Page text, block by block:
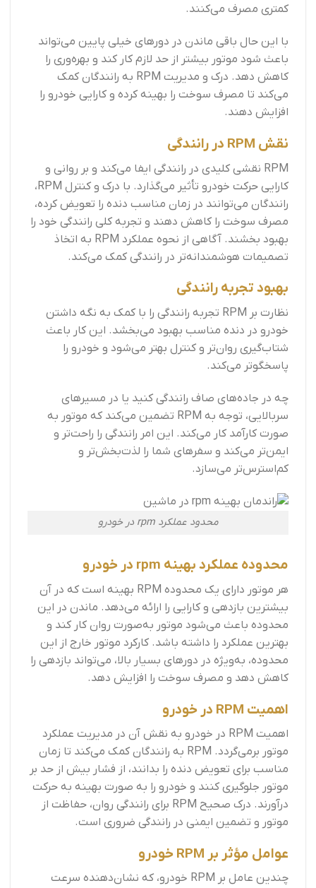
کمتری مصرف می‌کنند.
با این حال باقی ماندن در دورهای خیلی پایین می‌تواند
باعث شود موتور بیشتر از حد لازم کار کند و بهره‌وری را
کاهش دهد. درک و مدیریت RPM به رانندگان کمک
می‌کند تا مصرف سوخت را بهینه کرده و کارایی خودرو را
افزایش دهند.
نقش RPM در رانندگی
RPM نقشی کلیدی در رانندگی ایفا می‌کند و بر روانی و
کارایی حرکت خودرو تأثیر می‌گذارد. با درک و کنترل RPM،
رانندگان می‌توانند در زمان مناسب دنده را تعویض کرده،
مصرف سوخت را کاهش دهند و تجربه کلی رانندگی خود را
بهبود بخشند. آگاهی از نحوه عملکرد RPM به اتخاذ
تصمیمات هوشمندانه‌تر در رانندگی کمک می‌کند.
بهبود تجربه رانندگی
نظارت بر RPM تجربه رانندگی را با کمک به نگه داشتن
خودرو در دنده مناسب بهبود می‌بخشد. این کار باعث
شتاب‌گیری روان‌تر و کنترل بهتر می‌شود و خودرو را
پاسخگوتر می‌کند.
چه در جاده‌های صاف رانندگی کنید یا در مسیرهای
سربالایی، توجه به RPM تضمین می‌کند که موتور به
صورت کارآمد کار می‌کند. این امر رانندگی را راحت‌تر و
ایمن‌تر می‌کند و سفرهای شما را لذت‌بخش‌تر و
کم‌استرس‌تر می‌سازد.
محدود عملکرد rpm در خودرو
محدوده عملکرد بهینه rpm در خودرو
هر موتور دارای یک محدوده RPM بهینه است که در آن
بیشترین بازدهی و کارایی را ارائه می‌دهد. ماندن در این
محدوده باعث می‌شود موتور به‌صورت روان کار کند و
بهترین عملکرد را داشته باشد. کارکرد موتور خارج از این
محدوده، به‌ویژه در دورهای بسیار بالا، می‌تواند بازدهی را
کاهش دهد و مصرف سوخت را افزایش دهد.
اهمیت RPM در خودرو
اهمیت RPM در خودرو به نقش آن در مدیریت عملکرد
موتور برمی‌گردد. RPM به رانندگان کمک می‌کند تا زمان
مناسب برای تعویض دنده را بدانند، از فشار بیش از حد بر
موتور جلوگیری کنند و خودرو را به صورت بهینه به حرکت
درآورند. درک صحیح RPM برای رانندگی روان، حفاظت از
موتور و تضمین ایمنی در رانندگی ضروری است.
عوامل مؤثر بر RPM خودرو
چندین عامل بر RPM خودرو، که نشان‌دهنده سرعت